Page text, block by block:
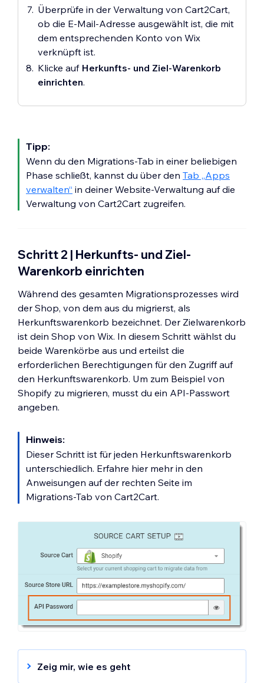
Überprüfe in der Verwaltung von Cart2Cart,
ob die E-Mail-Adresse ausgewählt ist, die mit
dem entsprechenden Konto von Wix
verknüpft ist.
Klicke auf Herkunfts- und Ziel-Warenkorb
einrichten.
Tipp:
Wenn du den Migrations-Tab in einer beliebigen
Phase schließt, kannst du über den Tab „Apps
verwalten“ in deiner Website-Verwaltung auf die
Verwaltung von Cart2Cart zugreifen.
Schritt 2 | Herkunfts- und Ziel-
Warenkorb einrichten
Während des gesamten Migrationsprozesses wird
der Shop, von dem aus du migrierst, als
Herkunftswarenkorb bezeichnet. Der Zielwarenkorb
ist dein Shop von Wix. In diesem Schritt wählst du
beide Warenkörbe aus und erteilst die
erforderlichen Berechtigungen für den Zugriff auf
den Herkunftswarenkorb. Um zum Beispiel von
Shopify zu migrieren, musst du ein API-Passwort
angeben.
Hinweis:
Dieser Schritt ist für jeden Herkunftswarenkorb
unterschiedlich. Erfahre hier mehr in den
Anweisungen auf der rechten Seite im
Migrations-Tab von Cart2Cart.
Zeig mir, wie es geht